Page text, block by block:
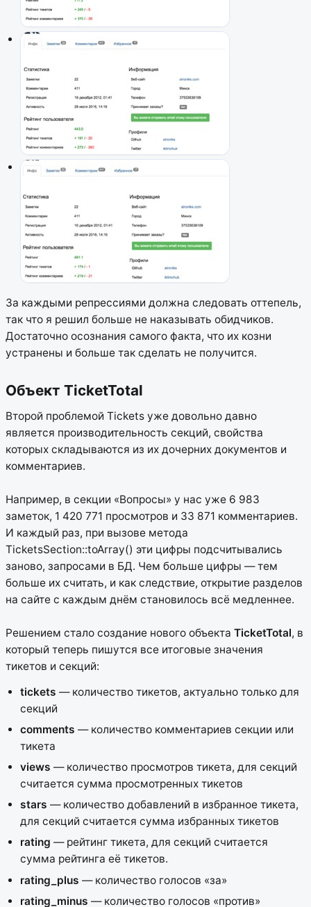
За каждыми репрессиями должна следовать оттепель,
так что я решил больше не наказывать обидчиков.
Достаточно осознания самого факта, что их козни
устранены и больше так сделать не получится.
Объект TicketTotal
Второй проблемой Tickets уже довольно давно
является производительность секций, свойства
которых складываются из их дочерних документов и
комментариев.
Например, в секции «Вопросы» у нас уже 6 983
заметок, 1 420 771 просмотров и 33 871 комментариев.
И каждый раз, при вызове метода
TicketsSection::toArray() эти цифры подсчитывались
заново, запросами в БД. Чем больше цифры — тем
больше их считать, и как следствие, открытие разделов
на сайте с каждым днём становилось всё медленнее.
Решением стало создание нового объекта TicketTotal, в
который теперь пишутся все итоговые значения
тикетов и секций:
tickets — количество тикетов, актуально только для
секций
comments — количество комментариев секции или
тикета
views — количество просмотров тикета, для секций
считается сумма просмотренных тикетов
stars — количество добавлений в избранное тикета,
для секций считается сумма избранных тикетов
rating — рейтинг тикета, для секций считается
сумма рейтинга её тикетов.
rating_plus — количество голосов «за»
rating_minus — количество голосов «против»